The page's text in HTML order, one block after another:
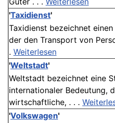
'Taxidienst'
Taxidienst bezeichnet
der den Transport von
. Weiterlesen
'Weltstadt'
Weltstadt bezeichnet eine
internationaler Bedeutung,
wirtschaftliche, . . .
'Volkswagen'